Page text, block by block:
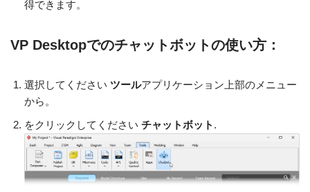
得できます。
VP Desktopでのチャットボットの使い方：
選択してください ツールアプリケーション上部のメニュー
から。
をクリックしてください チャットボット .